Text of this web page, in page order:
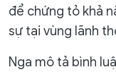
để chứng tỏ khả
sự tại vùng lãnh
Nga mô tả bình